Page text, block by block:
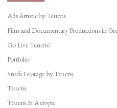
Ads Artistic by Teucris
Film and Documentary Productions in
Go Live Teucris!
Portfolio
Stock Footage by Teucris
Teucris
Teucris & Ακίνητα